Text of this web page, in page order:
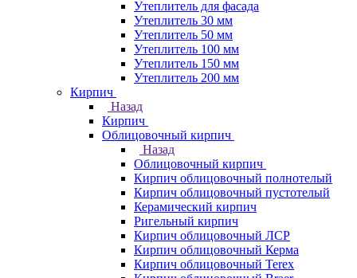
Утеплитель для фасада
Утеплитель 30 мм
Утеплитель 50 мм
Утеплитель 100 мм
Утеплитель 150 мм
Утеплитель 200 мм
Кирпич
Назад
Кирпич
Облицовочный кирпич
Назад
Облицовочный кирпич
Кирпич облицовочный полнотелый
Кирпич облицовочный пустотелый
Керамический кирпич
Ригельный кирпич
Кирпич облицовочный ЛСР
Кирпич облицовочный Керма
Кирпич облицовочный Terex